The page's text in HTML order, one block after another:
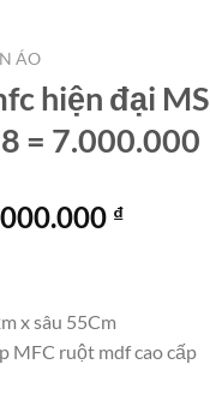
ÁO
hiện đại MS
= 7.000.000
₫Giá
x sâu 55Cm
MFC ruột mdf cao cấp